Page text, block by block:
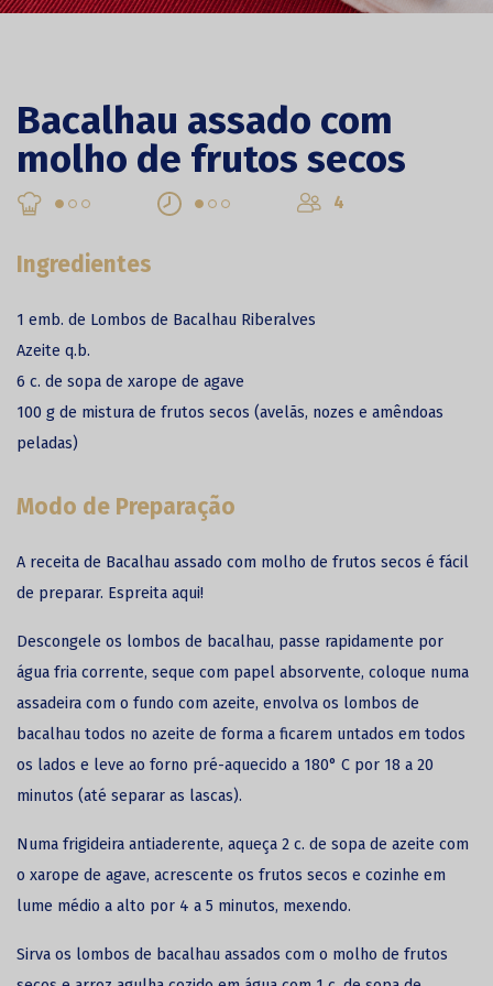
Bacalhau assado com
molho de frutos secos
4
Ingredientes
1 emb. de Lombos de Bacalhau Riberalves
Azeite q.b.
6 c. de sopa de xarope de agave
100 g de mistura de frutos secos (avelãs, nozes e amêndoas
peladas)
Modo de Preparação
A receita de Bacalhau assado com molho de frutos secos é fácil
de preparar. Espreita aqui!
Descongele os lombos de bacalhau, passe rapidamente por
água fria corrente, seque com papel absorvente, coloque numa
assadeira com o fundo com azeite, envolva os lombos de
bacalhau todos no azeite de forma a ficarem untados em todos
os lados e leve ao forno pré-aquecido a 180° C por 18 a 20
minutos (até separar as lascas).
Numa frigideira antiaderente, aqueça 2 c. de sopa de azeite com
o xarope de agave, acrescente os frutos secos e cozinhe em
lume médio a alto por 4 a 5 minutos, mexendo.
Sirva os lombos de bacalhau assados com o molho de frutos